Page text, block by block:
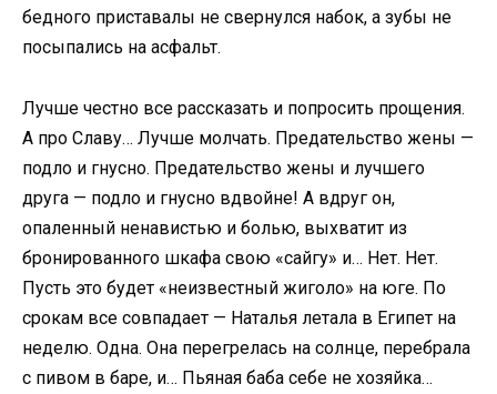
бедного приставалы не свернулся набок, а зубы не
посыпались на асфальт.
Лучше честно все рассказать и попросить прощения.
А про Славу… Лучше молчать. Предательство жены —
подло и гнусно. Предательство жены и лучшего
друга — подло и гнусно вдвойне! А вдруг он,
опаленный ненавистью и болью, выхватит из
бронированного шкафа свою «сайгу» и… Нет. Нет.
Пусть это будет «неизвестный жиголо» на юге. По
срокам все совпадает — Наталья летала в Египет на
неделю. Одна. Она перегрелась на солнце, перебрала
с пивом в баре, и… Пьяная баба себе не хозяйка…